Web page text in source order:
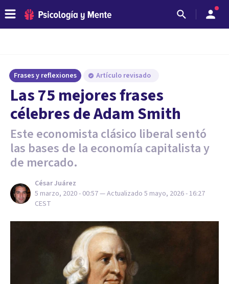
Frases y reflexiones Artículo revisado
Las 75 mejores frases
célebres de Adam Smith
Este economista clásico liberal sentó
las bases de la economía capitalista y
de mercado.
César Juárez
5 marzo, 2020 - 00:57— Actualizado 5 mayo, 2026 - 16:27
CEST